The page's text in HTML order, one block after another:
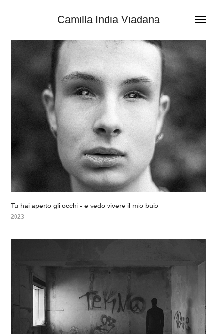
Camilla India Viadana
Tu hai aperto gli occhi - e vedo vivere il mio buio
2023